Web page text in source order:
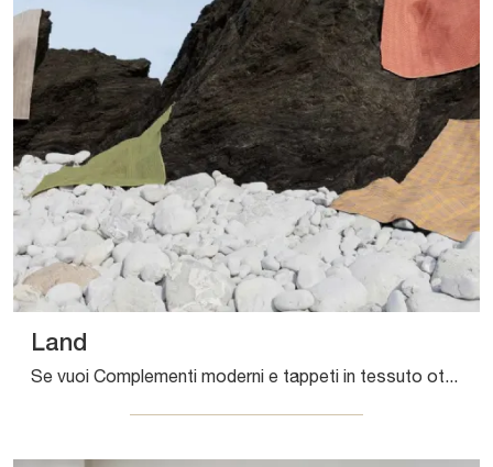
Land
Se vuoi Complementi moderni e tappeti in tessuto ottieni informazioni sul modello Land del marchio Sirecom.